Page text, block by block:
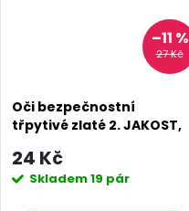
27 Kč
–11 %
Oči bezpečnostní
třpytivé zlaté 2. JAKOST,
24 Kč
Skladem19 pár